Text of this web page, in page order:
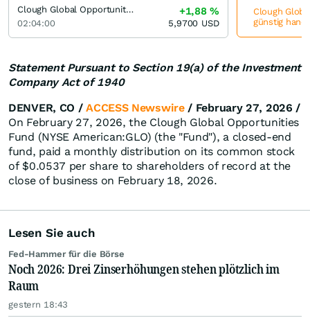
Statement Pursuant to Section 19(a) of the Investment
Company Act of 1940
DENVER, CO /ACCESS Newswire/ February 27, 2026 /
On February 27, 2026, the Clough Global Opportunities
Fund (NYSE American:GLO) (the "Fund"), a closed-end
fund, paid a monthly distribution on its common stock
of $0.0537 per share to shareholders of record at the
close of business on February 18, 2026.
Lesen Sie auch
Fed-Hammer für die Börse
Noch 2026: Drei Zinserhöhungen stehen plötzlich im
Raum
gestern 18:43
Clough Global Opportunities Fund
02:04:00
+1,88%
5,9700 USD
Clough
günstig